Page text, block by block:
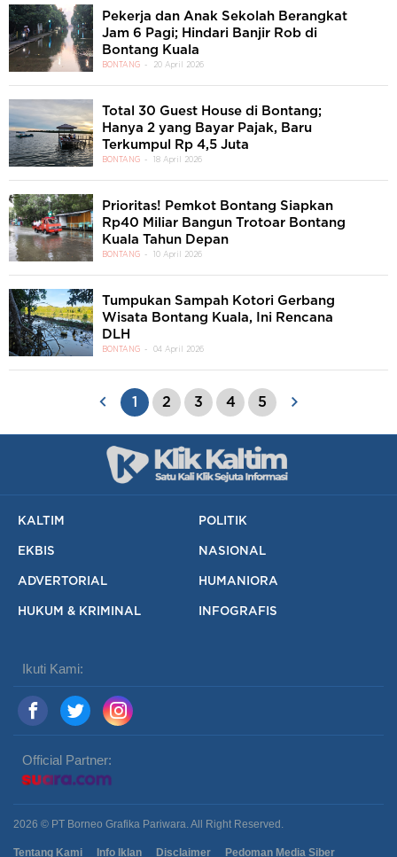
Pekerja dan Anak Sekolah Berangkat
Jam 6 Pagi; Hindari Banjir Rob di
Bontang Kuala
BONTANG 20 April 2026
Total 30 Guest House di Bontang;
Hanya 2 yang Bayar Pajak, Baru
Terkumpul Rp 4,5 Juta
BONTANG 18 April 2026
Prioritas! Pemkot Bontang Siapkan
Rp40 Miliar Bangun Trotoar Bontang
Kuala Tahun Depan
BONTANG 10 April 2026
Tumpukan Sampah Kotori Gerbang
Wisata Bontang Kuala, Ini Rencana
DLH
BONTANG 04 April 2026
1 2 3 4 5
KALTIM POLITIK
EKBIS NASIONAL
ADVERTORIAL HUMANIORA
HUKUM & KRIMINAL INFOGRAFIS
Ikuti Kami:
Official Partner:
2026 © PT Borneo Grafika Pariwara. All Right Reserved.
Tentang Kami Info Iklan Disclaimer Pedoman Media Siber